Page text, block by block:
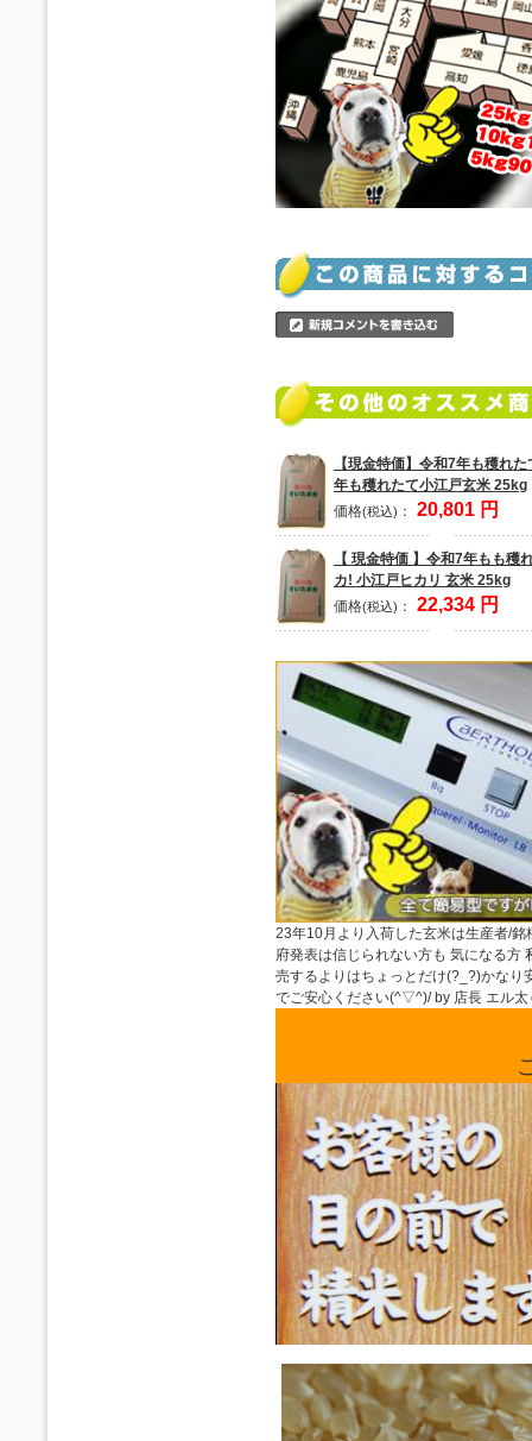
【現金特価】令和7年も穫れ
年も穫れたて小江戸玄米 25kg
価格(税込) ： 20,801 円
【 現金特価 】令和7年もも穫
カ! 小江戸ヒカリ 玄米 25kg
価格(税込) ： 22,334 円
23年10月より入荷した玄米は生産者/
府発表は信じられない方も 気になる方
売するよりはちょっとだけ(?_?)かなり
でご安心ください(^▽^)/ by 店長 エル